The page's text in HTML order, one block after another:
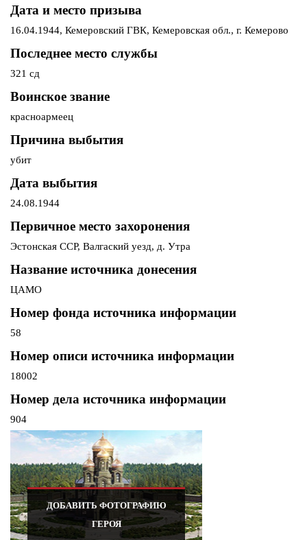
Дата и место призыва
16.04.1944, Кемеровский ГВК, Кемеровская обл., г. Кемерово
Последнее место службы
321 сд
Воинское звание
красноармеец
Причина выбытия
убит
Дата выбытия
24.08.1944
Первичное место захоронения
Эстонская ССР, Валгаский уезд, д. Утра
Название источника донесения
ЦАМО
Номер фонда источника информации
58
Номер описи источника информации
18002
Номер дела источника информации
904
ДОБАВИТЬ ФОТОГРАФИЮ
ГЕРОЯ